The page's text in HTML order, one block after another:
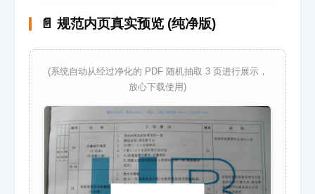
📄 规范内页真实预览 (纯净版)
(系统自动从经过净化的 PDF 随机抽取 3 页进行展示，
放心下载使用)